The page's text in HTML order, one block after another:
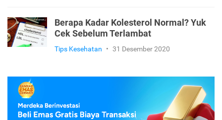
Berapa Kadar Kolesterol Normal? Yuk
Cek Sebelum Terlambat
Tips Kesehatan • 31 Desember 2020